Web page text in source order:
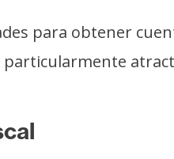
para obtener